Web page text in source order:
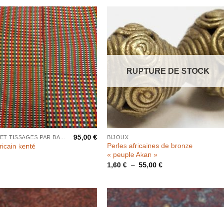
kenté
95,00€
RUPTURE DE STOCK
BIJOUX
Perles africaines de bronze
« peuple Akan »
1,60€ – 55,00€Plage
à
55,00 €